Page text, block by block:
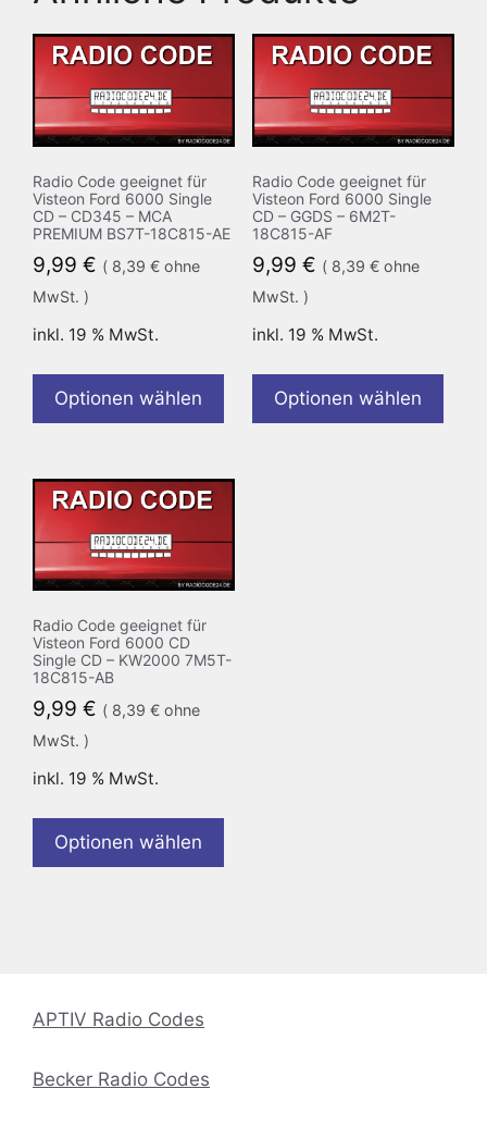
Radio Code geeignet für
Visteon Ford 6000 Single
CD – CD345 – MCA
PREMIUM BS7T-18C815-AE
9,99 € ( 8,39 € ohne
MwSt. )
inkl. 19 % MwSt.
Optionen wählen
Radio Code geeignet für
Visteon Ford 6000 Single
CD – GGDS – 6M2T-
18C815-AF
9,99 € ( 8,39 €ohne
MwSt. )
inkl. 19 % MwSt.
Optionen wählen
Radio Code geeignet für
Visteon Ford 6000 CD
Single CD – KW2000 7M5T-
18C815-AB
9,99 € ( 8,39 € ohne
MwSt. )
inkl. 19 % MwSt.
Optionen wählen
APTIV Radio Codes
Becker Radio Codes